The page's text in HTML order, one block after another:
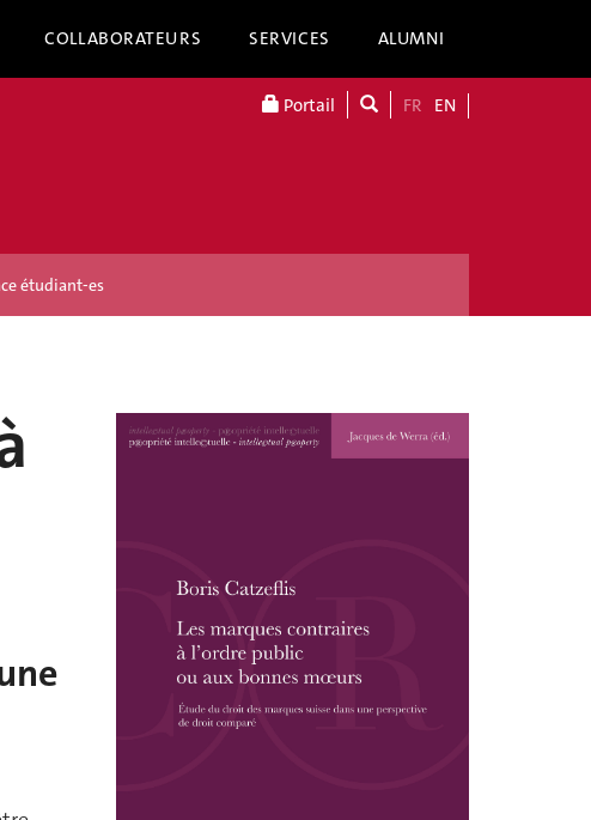
COLLABORATEURS SERVICES ALUMNI
Portail FR EN
étudiant-es